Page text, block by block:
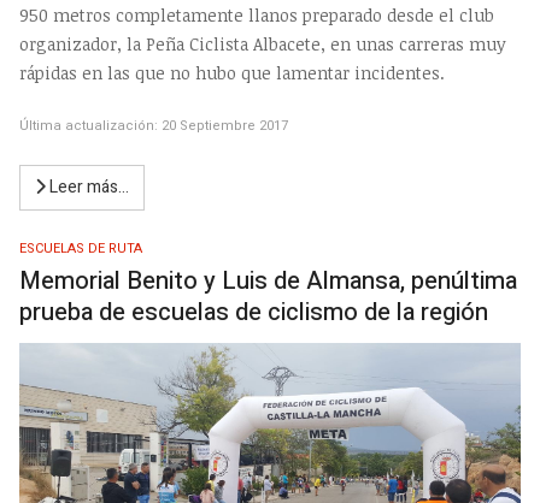
950 metros completamente llanos preparado desde el club
organizador, la Peña Ciclista Albacete, en unas carreras muy
rápidas en las que no hubo que lamentar incidentes.
Última actualización: 20 Septiembre 2017
Leer más…
ESCUELAS DE RUTA
Memorial Benito y Luis de Almansa, penúltima
prueba de escuelas de ciclismo de la región